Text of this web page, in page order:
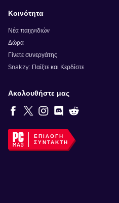
Κοινότητα
Νέα παιχνιδιών
Δώρα
Γίνετε συνεργάτης
Snakzy: Παίξτε και Κερδίστε
Ακολουθήστε μας
ΕΠΙΛΟΓΉ
ΣΥΝΤΆΚΤΗ